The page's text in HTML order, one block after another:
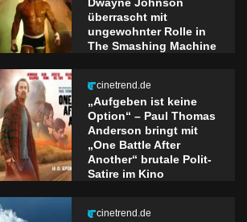
Dwayne Johnson
überrascht mit
ungewohnter Rolle in
The Smashing Machine
cinetrend.de
„Aufgeben ist keine
Option“ – Paul Thomas
Anderson bringt mit
„One Battle After
Another“ brutale Polit-
Satire im Kino
cinetrend.de